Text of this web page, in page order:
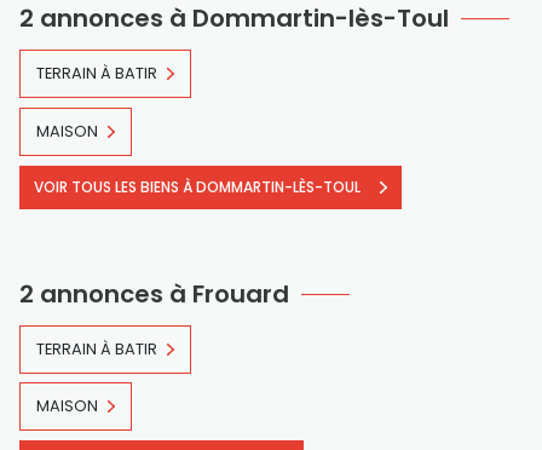
2 annonces à Dommartin-lès-Toul
TERRAIN À BATIR
MAISON
VOIR TOUS LES BIENS À DOMMARTIN-LÈS-TOUL
2 annonces à Frouard
TERRAIN À BATIR
MAISON